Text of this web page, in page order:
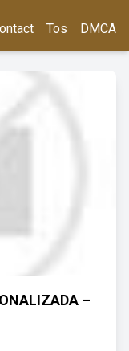
Tos DMCA
–